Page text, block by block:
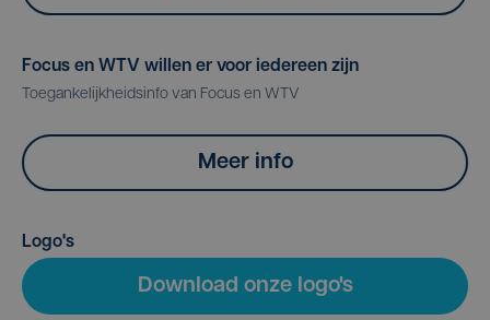
Focus en WTV willen er voor iedereen zijn
Toegankelijkheidsinfo van Focus en WTV
Meer info
Logo's
Download onze logo's